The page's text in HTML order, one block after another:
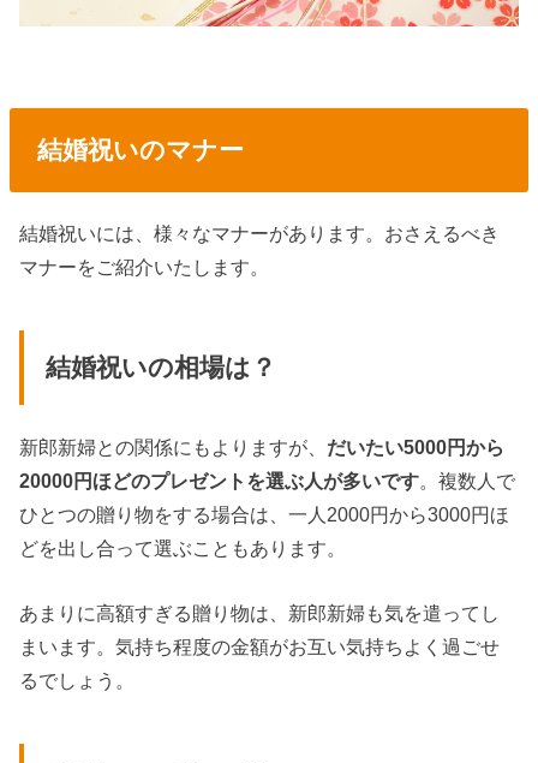
結婚祝いのマナー
結婚祝いには、様々なマナーがあります。おさえるべき
マナーをご紹介いたします。
結婚祝いの相場は？
新郎新婦との関係にもよりますが、 だいたい5000円から
20000円ほどのプレゼントを選ぶ人が多いです。複数人で
ひとつの贈り物をする場合は、一人2000円から3000円ほ
どを出し合って選ぶこともあります。
あまりに高額すぎる贈り物は、新郎新婦も気を遣ってし
まいます。気持ち程度の金額がお互い気持ちよく過ごせ
るでしょう。